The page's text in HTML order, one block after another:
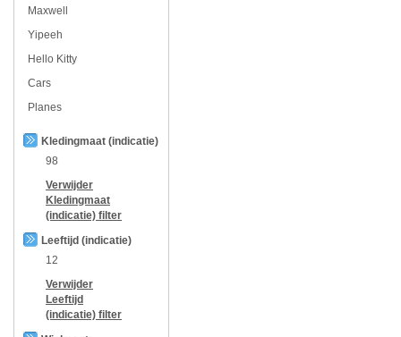
Maxwell
Yipeeh
Hello Kitty
Cars
Planes
Kledingmaat (indicatie)
98
Verwijder
Kledingmaat
(indicatie) filter
Leeftijd (indicatie)
12
Verwijder
Leeftijd
(indicatie) filter